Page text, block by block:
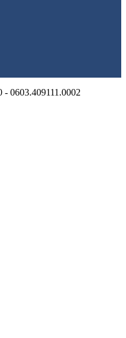
- 0603.409111.0002